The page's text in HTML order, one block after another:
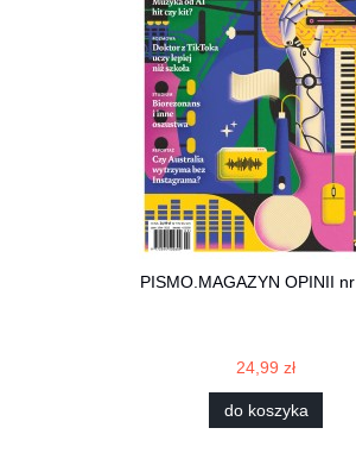
PISMO.MAGAZYN OPINII
24,99 zł
do koszyka